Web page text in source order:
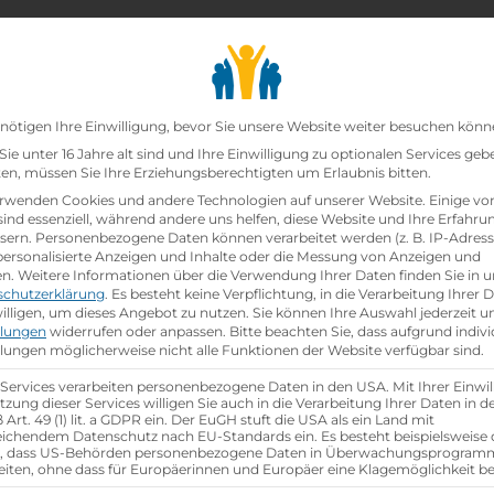
Lehrbetriebesearch
GmbH
Gmbh
groupAnzahl Mitarbeiter
ca. 200
Tage
Datenschutz-
Ihre Einwilligung, bevor Sie unsere Website weiter besuchen
unter 16 Jahre alt sind und Ihre Einwilligung zu optionalen Services
müssen Sie Ihre Erziehungsberechtigten um Erlaubnis bitten.
Cookies und andere Technologien auf unserer Website. Einige
essenziell, während andere uns helfen, diese Website und Ihre
Personenbezogene Daten können verarbeitet werden (z. B. IP-
Anzeigen und Inhalte oder die Messung von Anzeigen und
Weitere Informationen über die Verwendung Ihrer Daten finden Sie in
. Es besteht keine Verpflichtung, in die Verarbeitung Ihrer
um dieses Angebot zu nutzen. Sie können Ihre Auswahl jederzeit
widerrufen oder anpassen. Bitte beachten Sie, dass aufgrund
möglicherweise nicht alle Funktionen der Website verfügbar sind.
verarbeiten personenbezogene Daten in den USA. Mit Ihrer
dieser Services willigen Sie auch in die Verarbeitung Ihrer Daten in
Art. 49 (1) lit. a GDPR ein. Der EuGH stuft die USA als ein Land mit
Datenschutz nach EU-Standards ein. Es besteht beispielsweise
dass US-Behörden personenbezogene Daten in
ohne dass für Europäerinnen und Europäer eine Klagemöglichkeit